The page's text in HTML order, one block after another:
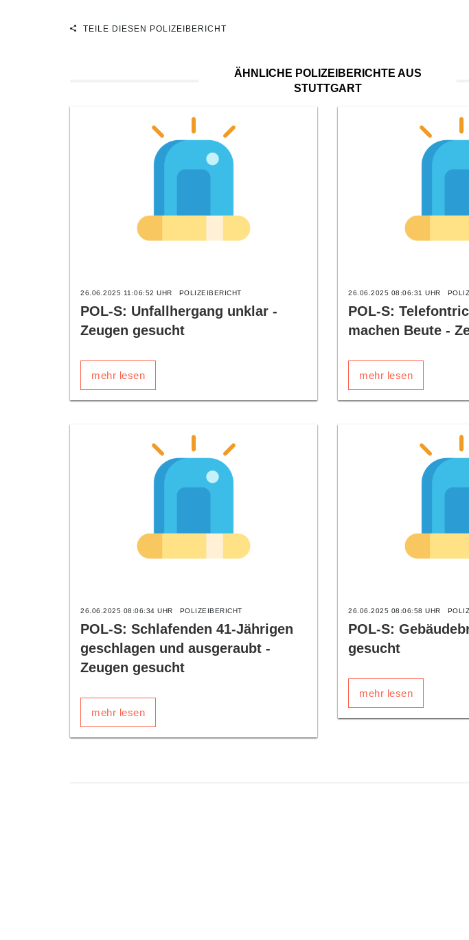
TEILE DIESEN POLIZEIBERICHT
ÄHNLICHE POLIZEIBERICHTE AUS
STUTTGART
26.06.2025 11:06:52 UHR POLIZEIBERICHT
POL-S: Unfallhergang unklar -
Zeugen gesucht
mehr lesen
26.06.2025 08:06:31 UHR
POL-S:
machen Beute -
mehr lesen
26.06.2025 08:06:34 UHR POLIZEIBERICHT
POL-S: Schlafenden 41-Jährigen
geschlagen und ausgeraubt -
Zeugen gesucht
mehr lesen
26.06.2025 08:06:58 UHR
POL-S:
gesucht
mehr lesen